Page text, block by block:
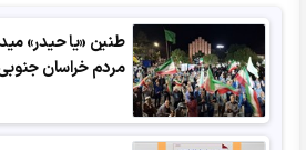
طنین «یا حیدر»
مردم خراسان